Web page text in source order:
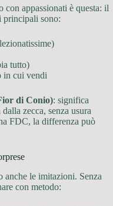
con appassionati è questa: il
principali sono:
tutto)
in cui vendi
di Conio): significa
zecca, senza usura
FDC, la differenza può
anche le imitazioni. Senza
con metodo: